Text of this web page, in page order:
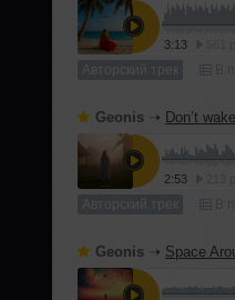
3:13
Авторский трек
Geonis ➝ Don’t
2:53
Авторский трек
Geonis ➝ Space